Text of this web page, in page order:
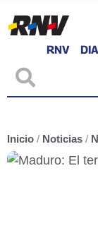
RNV
Inicio / Noticias /